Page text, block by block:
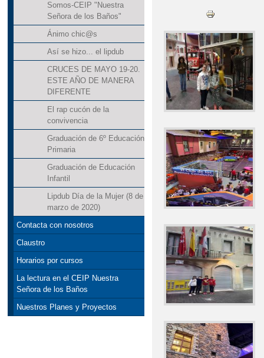
Somos-CEIP "Nuestra
Señora de los Baños"
Ánimo chic@s
Así se hizo... el lipdub
CRUCES DE MAYO 19-20.
ESTE AÑO DE MANERA
DIFERENTE
El rap cucón de la
convivencia
Graduación de 6º Educación
Primaria
Graduación de Educación
Infantil
Lipdub Día de la Mujer (8 de
marzo de 2020)
Contacta con nosotros
Claustro
Horarios por cursos
La lectura en el CEIP Nuestra
Señora de los Baños
Nuestros Planes y Proyectos